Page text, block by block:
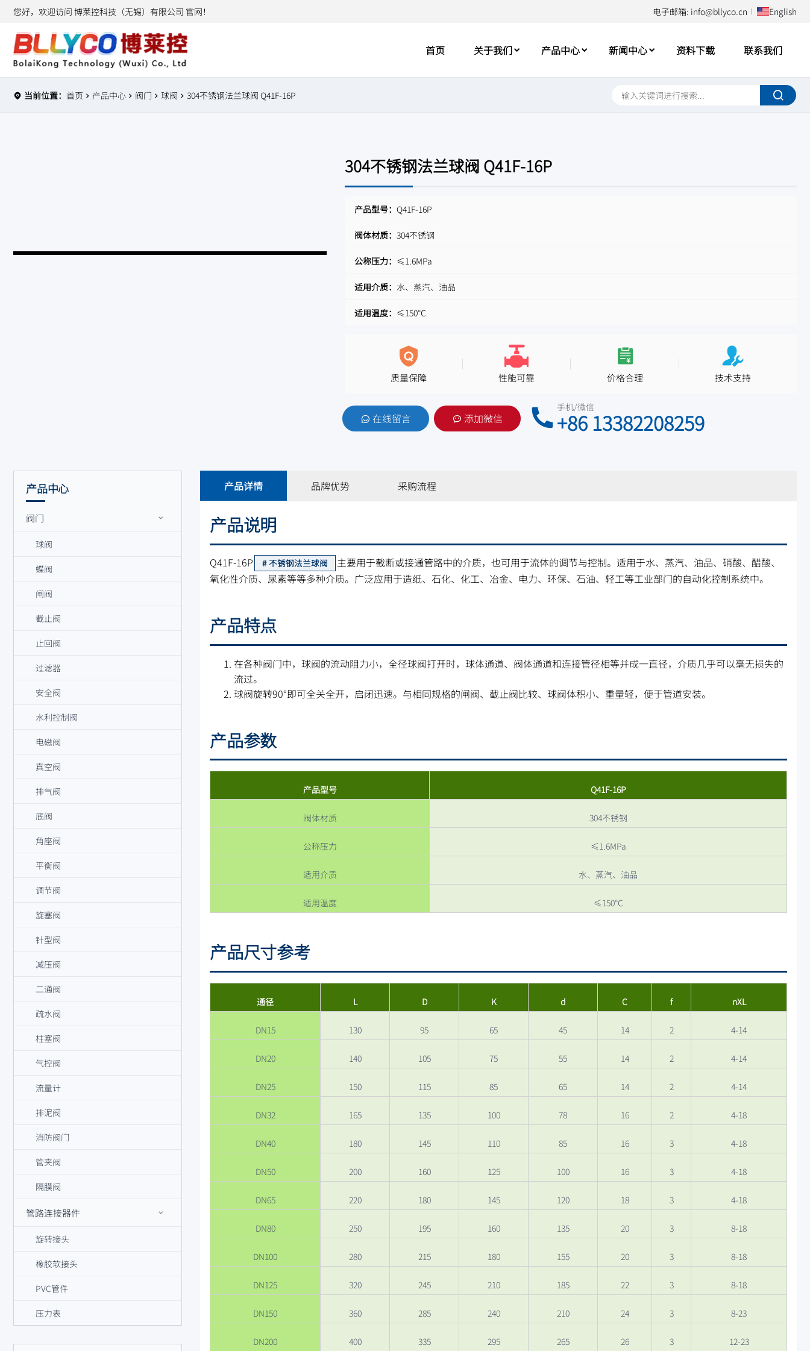
您好，欢迎访问 博莱控科技（无锡）有限公司 官网！ 电子邮箱: info@bllyco.cn English
首页 关于我们 产品中心 新闻中心 资料下载 联系我们
当前位置： 首页 产品中心 阀门 球阀 304不锈钢法兰球阀 Q41F-16P
304不锈钢法兰球阀 Q41F-16P
产品型号： Q41F-16P
阀体材质： 304不锈钢
公称压力： ≤1.6MPa
适用介质： 水、蒸汽、油品
适用温度： ≤150℃
质量保障 性能可靠 价格合理 技术支持
在线留言 添加微信
手机/微信
+86 13382208259
产品中心
阀门
球阀
蝶阀
闸阀
截止阀
止回阀
过滤器
安全阀
水利控制阀
电磁阀
真空阀
排气阀
底阀
角座阀
平衡阀
调节阀
旋塞阀
针型阀
减压阀
二通阀
疏水阀
柱塞阀
气控阀
流量计
排泥阀
消防阀门
管夹阀
隔膜阀
管路连接器件
旋转接头
橡胶软接头
PVC管件
压力表
产品详情 品牌优势 采购流程
产品说明
Q41F-16P 不锈钢法兰球阀
主要用于截断或接通管路中的介质，也可用于流体的调节与控制。适用于水、蒸汽、油品、硝酸、醋酸、
氧化性介质、尿素等等多种介质。广泛应用于造纸、石化、化工、冶金、电力、环保、石油、轻工等工业部门的自动化控制系统中。
产品特点
在各种阀门中，球阀的流动阻力小，全径球阀打开时，球体通道、阀体通道和连接管径相等并成一直径，介质几乎可以毫无损失的
流过。
球阀旋转90°即可全关全开，启闭迅速。与相同规格的闸阀、截止阀比较、球阀体积小、重量轻，便于管道安装。
产品参数
产品型号 Q41F-16P
阀体材质 304不锈钢
公称压力 ≤1.6MPa
适用介质 水、蒸汽、油品
适用温度 ≤150℃
产品尺寸参考
通径 L D K d C f nXL
DN15 130 95 65 45 14 2 4-14
DN20 140 105 75 55 14 2 4-14
DN25 150 115 85 65 14 2 4-14
DN32 165 135 100 78 16 2 4-18
DN40 180 145 110 85 16 3 4-18
DN50 200 160 125 100 16 3 4-18
DN65 220 180 145 120 18 3 4-18
DN80 250 195 160 135 20 3 8-18
DN100 280 215 180 155 20 3 8-18
DN125 320 245 210 185 22 3 8-18
DN150 360 285 240 210 24 3 8-23
DN200 400 335 295 265 26 3 12-23